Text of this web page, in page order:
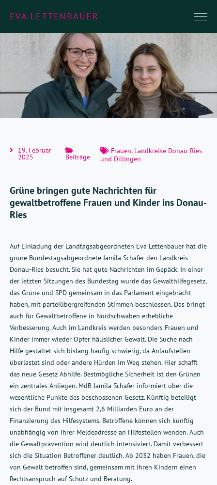
EVA LETTENBAUER
19. Februar
2025 Beiträge
Frauen, Landkreise Donau-Ries
und Dillingen
Grüne bringen gute Nachrichten für
gewaltbetroffene Frauen und Kinder ins Donau-
Ries
Auf Einladung der Landtagsabgeordneten Eva Lettenbauer hat die
grüne Bundestagsabgeordnete Jamila Schäfer den Landkreis
Donau-Ries besucht. Sie hat gute Nachrichten im Gepäck. In einer
der letzten Sitzungen des Bundestag wurde das Gewalthilfegesetz,
das Grüne und SPD gemeinsam in das Parlament eingebracht
haben, mit parteiübergreifenden Stimmen beschlossen. Das bringt
auch für Gewaltbetroffene in Nordschwaben erhebliche
Verbesserung. Auch im Landkreis werden besonders Frauen und
Kinder immer wieder Opfer häuslicher Gewalt. Die Suche nach
Hilfe gestaltet sich bislang häufig schwierig, da Anlaufstellen
überlastet sind oder andere Hürden im Weg stehen. Hier schafft
das neue Gesetz Abhilfe. Bestmögliche Sicherheit ist den Grünen
ein zentrales Anliegen. MdB Jamila Schäfer informiert über die
wesentliche Punkte des beschossenen Gesetz. Künftig beteiligt
sich der Bund mit insgesamt 2,6 Milliarden Euro an der
Finanzierung des Hilfesystems. Betroffene können sich künftig
unabhängig von ihrer Meldeadresse an Hilfestellen wenden. Auch
die Gewaltprävention wird deutlich intensiviert. Damit verbessert
sich die Situation Betroffener deutlich. Ab 2032 haben Frauen, die
von Gewalt betroffen sind, gemeinsam mit ihren Kindern einen
Rechtsanspruch auf Schutz und Beratung.